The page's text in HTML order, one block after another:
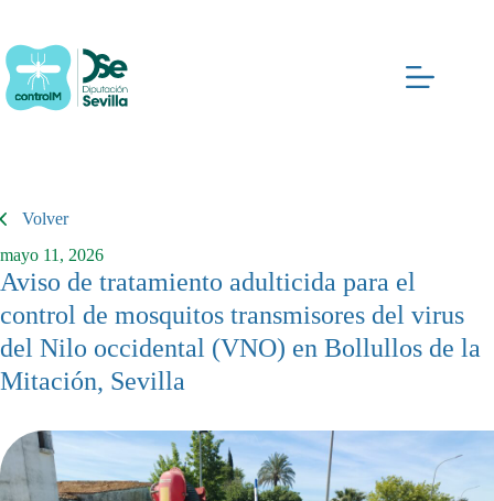
contenido
Volver
mayo 11, 2026
Aviso de tratamiento adulticida para el
control de mosquitos transmisores del virus
del Nilo occidental (VNO) en Bollullos de la
Mitación, Sevilla